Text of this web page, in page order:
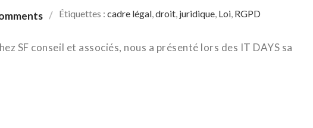
Étiquettes : cadre légal droit juridique Loi RGPD
SF conseil et associés, nous a présenté lors des IT DAYS sa